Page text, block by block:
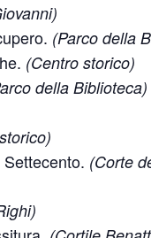
(Parco della
(Centro storico)
della Biblioteca)
(Corte